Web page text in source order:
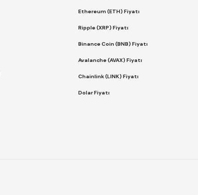
Ethereum (ETH) Fiyatı
Ripple (XRP) Fiyatı
Binance Coin (BNB) Fiyatı
Avalanche (AVAX) Fiyatı
Chainlink (LINK) Fiyatı
Dolar Fiyatı